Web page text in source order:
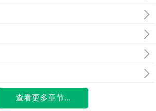
查看更多章节...